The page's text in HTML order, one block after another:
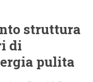
struttura
di
pulita